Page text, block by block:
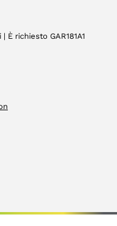
richiesto GAR181A1